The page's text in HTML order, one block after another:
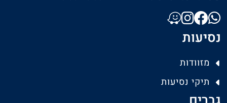
נסיעות
מזוודות
תיקי נסיעות